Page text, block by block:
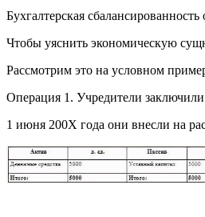
Бухгалтерская
Чтобы уяснить экономическую
Рассмотрим это на условном
Операция 1. Учредители
1 июня 200Х года они внесли на